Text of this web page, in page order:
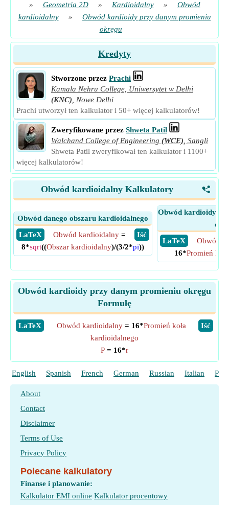
»
Geometria 2D » Kardioidalny »
Obwód
kardioidalny
»
Obwód kardioidy przy danym promieniu
okręgu
Kredyty
Stworzone przez Prachi
Kamala Nehru College, Uniwersytet w Delhi
(KNC)
Nowe Delhi
Prachi utworzył ten kalkulator i 50+ więcej kalkulatorów!
Zweryfikowane przez Shweta Patil
Walchand College of Engineering (WCE) Sangli
Shweta Patil zweryfikował ten kalkulator i 1100+
więcej kalkulatorów!
<
Obwód kardioidalny Kalkulatory
Obwód danego obszaru kardioidalnego
​ LaTeX
​ Iść
Obwód kardioidalny =
8*sqrt((Obszar kardioidalny)/(3/2*pi))
Obwód kardioidy
​ LaTeX
Obwód
16*Promień
Obwód kardioidy przy danym promieniu okręgu
Formułę
​LaTeX ​Iść
Obwód kardioidalny= 16*Promień koła
kardioidalnego
P = 16*r
English Spanish French German Russian Italian
About
Contact
Disclaimer
Terms of Use
Privacy Policy
Polecane kalkulatory
Finanse i planowanie:
Kalkulator EMI online Kalkulator procentowy